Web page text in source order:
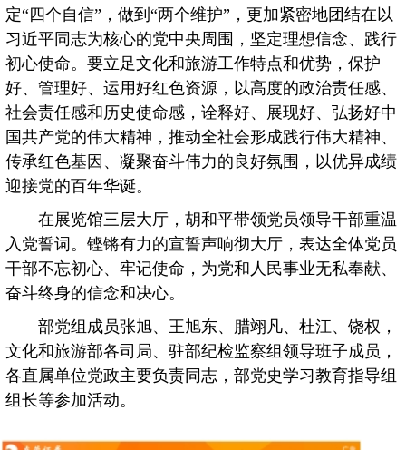
定“四个自信”，做到“两个维护”，更加紧密地团结在以
习近平同志为核心的党中央周围，坚定理想信念、践行
初心使命。要立足文化和旅游工作特点和优势，保护
好、管理好、运用好红色资源，以高度的政治责任感、
社会责任感和历史使命感，诠释好、展现好、弘扬好中
国共产党的伟大精神，推动全社会形成践行伟大精神、
传承红色基因、凝聚奋斗伟力的良好氛围，以优异成绩
迎接党的百年华诞。
在展览馆三层大厅，胡和平带领党员领导干部重温
入党誓词。铿锵有力的宣誓声响彻大厅，表达全体党员
干部不忘初心、牢记使命，为党和人民事业无私奉献、
奋斗终身的信念和决心。
部党组成员张旭、王旭东、腊翊凡、杜江、饶权，
文化和旅游部各司局、驻部纪检监察组领导班子成员，
各直属单位党政主要负责同志，部党史学习教育指导组
组长等参加活动。